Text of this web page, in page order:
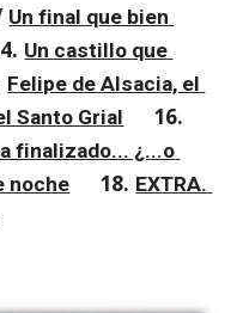
Un final que bien
Un castillo que
Felipe de Alsacia, el
Santo Grial
16.
finalizado... ¿...o
noche 18. EXTRA.